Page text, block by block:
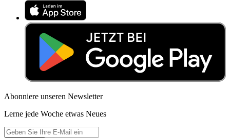
Abonniere unseren Newsletter
Lerne jede Woche etwas Neues